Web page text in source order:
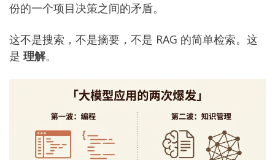
份的一个项目决策之间的矛盾。
这不是搜索，不是摘要，不是 RAG 的简单检索。这
是 理解。